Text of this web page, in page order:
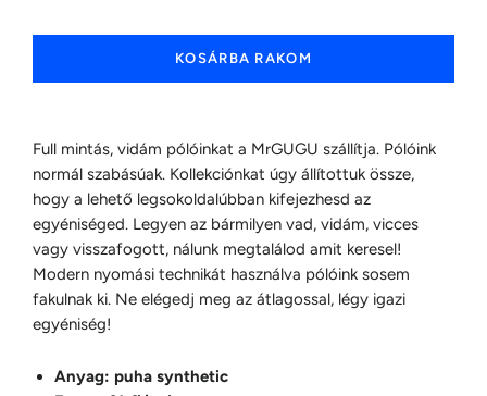
KOSÁRBA RAKOM
Full mintás, vidám pólóinkat a MrGUGU szállítja. Pólóink
normál szabásúak. Kollekciónkat úgy állítottuk össze,
hogy a lehető legsokoldalúbban kifejezhesd az
egyéniséged. Legyen az bármilyen vad, vidám, vicces
vagy visszafogott, nálunk megtalálod amit keresel!
Modern nyomási technikát használva pólóink sosem
fakulnak ki. Ne elégedj meg az átlagossal, légy igazi
egyéniség!
Anyag: puha synthetic